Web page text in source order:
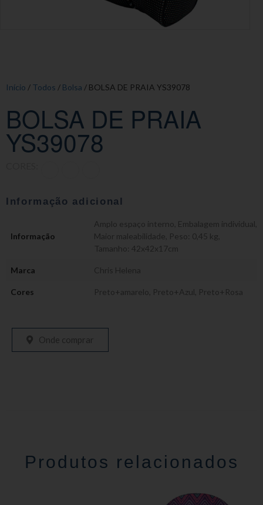
Início / Todos / Bolsa / BOLSA DE PRAIA YS39078
BOLSA DE PRAIA
YS39078
Informação adicional
Informação
Amplo espaço interno Embalagem individual
Maior maleabilidade Peso: 0,45 kg
Tamanho: 42x42x17cm
Marca Chris Helena
Cores Preto+amarelo Preto+Azul Preto+Rosa
Onde comprar
Produtos relacionados